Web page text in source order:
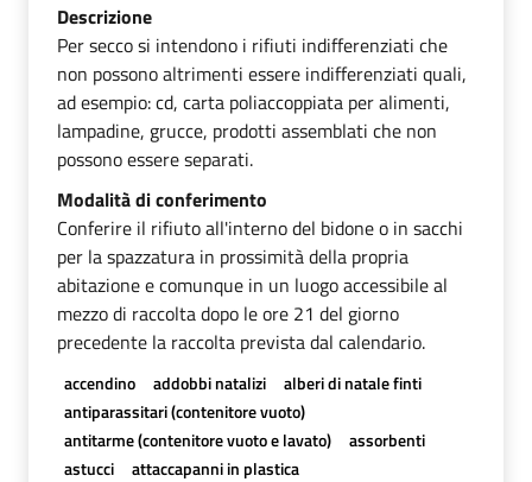
Descrizione
Per secco si intendono i rifiuti indifferenziati che
non possono altrimenti essere indifferenziati quali,
ad esempio: cd, carta poliaccoppiata per alimenti,
lampadine, grucce, prodotti assemblati che non
possono essere separati.
Modalità di conferimento
Conferire il rifiuto all'interno del bidone o in sacchi
per la spazzatura in prossimità della propria
abitazione e comunque in un luogo accessibile al
mezzo di raccolta dopo le ore 21 del giorno
precedente la raccolta prevista dal calendario.
accendino addobbi natalizi
alberi di natale finti
antiparassitari (contenitore vuoto)
antitarme (contenitore vuoto e lavato)
assorbenti
astucci
attaccapanni in plastica